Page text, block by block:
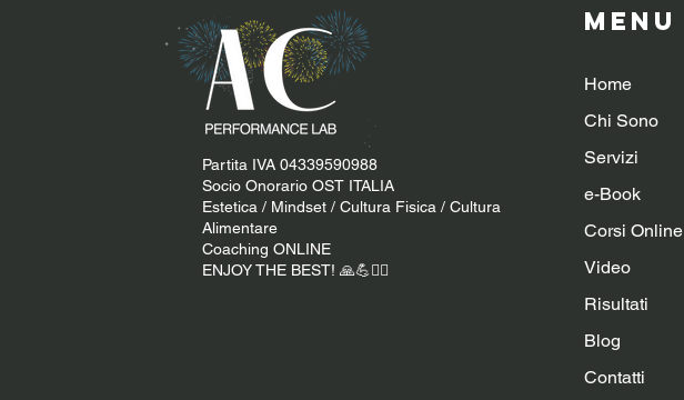
Partita IVA 04339590988
Socio Onorario OST ITALIA
Estetica / Mindset / Cultura Fisica / Cultura
Alimentare
Coaching ONLINE
ENJOY THE BEST! 🙏​💪​​❤️‍🔥​
Menu
Home
Chi Sono
Servizi
e-Book
Corsi Online
Video
Risultati
Blog
Contatti